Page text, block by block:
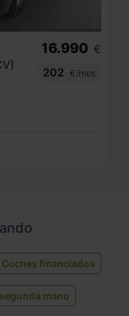
16.990 €
202
€/mes
Coches financiados
mano